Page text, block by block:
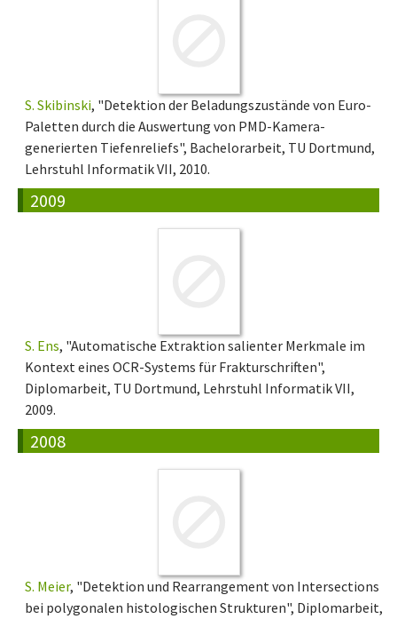
S. Skibinski, "Detektion der Beladungszustände von Euro-
Paletten durch die Auswertung von PMD-Kamera-
generierten Tiefenreliefs", Bachelorarbeit, TU Dortmund,
Lehrstuhl Informatik VII, 2010.
2009
S. Ens, "Automatische Extraktion salienter Merkmale im
Kontext eines OCR-Systems für Frakturschriften",
Diplomarbeit, TU Dortmund, Lehrstuhl Informatik VII,
2009.
2008
S. Meier, "Detektion und Rearrangement von Intersections
bei polygonalen histologischen Strukturen", Diplomarbeit,